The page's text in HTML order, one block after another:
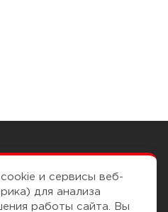
и сервисы веб-
для анализа
работы сайта. Вы